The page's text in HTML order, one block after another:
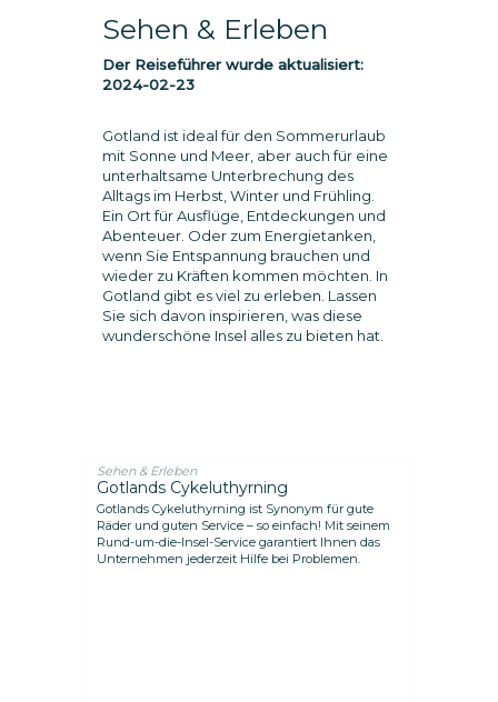
Sehen & Erleben
Der Reiseführer wurde aktualisiert:
2024-02-23
Gotland ist ideal für den Sommerurlaub
mit Sonne und Meer, aber auch für eine
unterhaltsame Unterbrechung des
Alltags im Herbst, Winter und Frühling.
Ein Ort für Ausflüge, Entdeckungen und
Abenteuer. Oder zum Energietanken,
wenn Sie Entspannung brauchen und
wieder zu Kräften kommen möchten. In
Gotland gibt es viel zu erleben. Lassen
Sie sich davon inspirieren, was diese
wunderschöne Insel alles zu bieten hat.
Sehen & Erleben
Gotlands Cykeluthyrning
Gotlands Cykeluthyrning ist Synonym für gute
Räder und guten Service – so einfach! Mit seinem
Rund-um-die-Insel-Service garantiert Ihnen das
Unternehmen jederzeit Hilfe bei Problemen.